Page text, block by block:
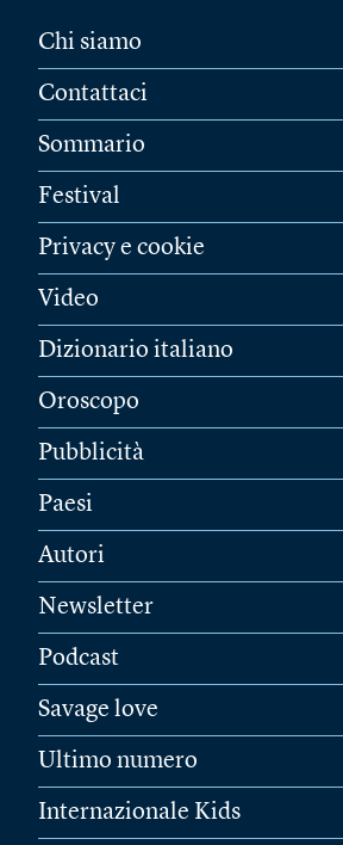
Chi siamo
Contattaci
Sommario
Festival
Privacy e cookie
Video
Dizionario italiano
Oroscopo
Pubblicità
Paesi
Autori
Newsletter
Podcast
Savage love
Ultimo numero
Internazionale Kids